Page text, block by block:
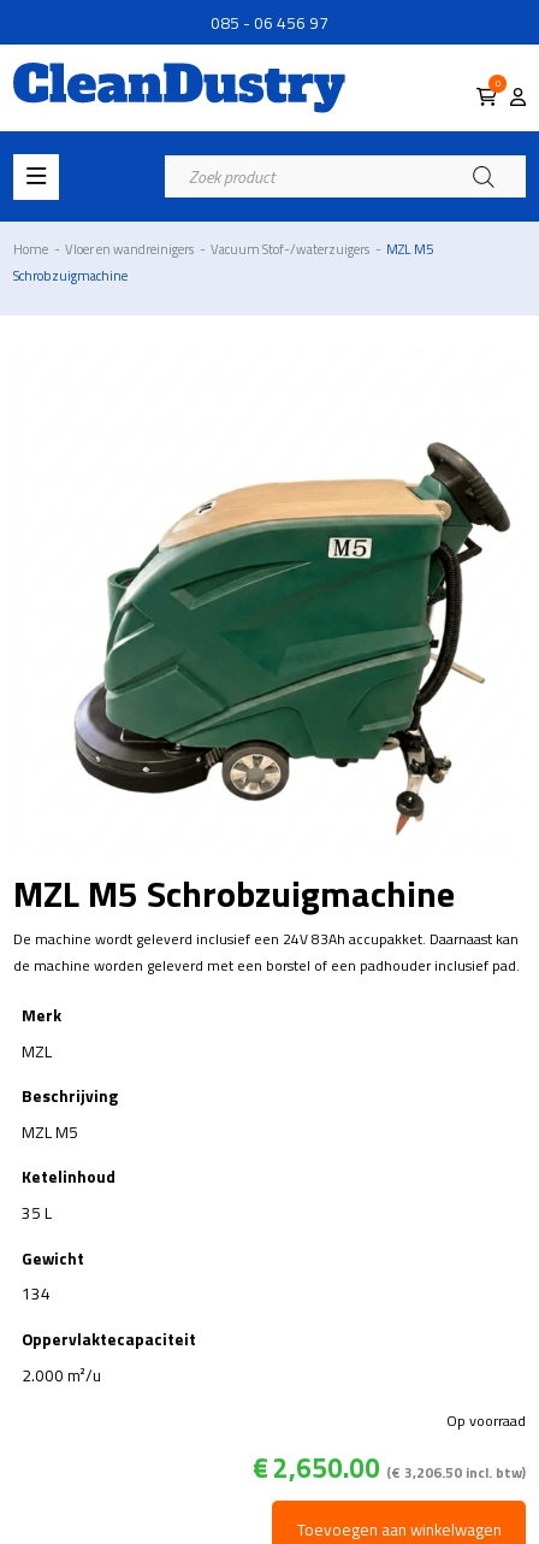
085 - 06 456 97
0
Producten
zoeken
Home - Vloer en wandreinigers - Vacuum Stof-/waterzuigers - MZL M5
Schrobzuigmachine
MZL M5 Schrobzuigmachine
De machine wordt geleverd inclusief een 24V 83Ah accupakket. Daarnaast kan
de machine worden geleverd met een borstel of een padhouder inclusief pad.
Merk
MZL
Beschrijving
MZL M5
Ketelinhoud
35 L
Gewicht
134
Oppervlaktecapaciteit
2.000 m²/u
€2,650.00 (€ 3,206.50incl. btw)
Op voorraad
MZL
Toevoegen aan winkelwagen